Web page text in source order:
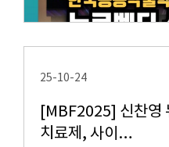
25-10-24
[MBF2025] 신찬영
치료제, 사이…